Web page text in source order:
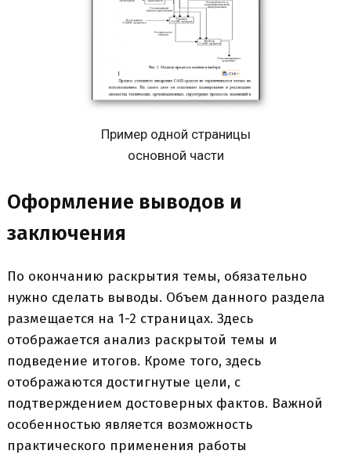
Пример одной страницы
основной части
Оформление выводов и
заключения
По окончанию раскрытия темы, обязательно
нужно сделать выводы. Объем данного раздела
размещается на 1-2 страницах. Здесь
отображается анализ раскрытой темы и
подведение итогов. Кроме того, здесь
отображаются достигнутые цели, с
подтверждением достоверных фактов. Важной
особенностью является возможность
практического применения работы